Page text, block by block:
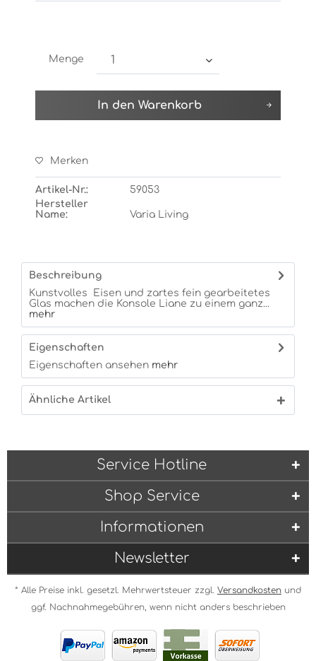
Menge
In den Warenkorb
Merken
Artikel-Nr.:
59053
Hersteller
Name:
Varia Living
Beschreibung
Kunstvolles Eisen und zartes fein gearbeitetes
Glas machen die Konsole Liane zu einem ganz...
mehr
Eigenschaften
Eigenschaften ansehen mehr
Ähnliche Artikel
Service Hotline
Shop Service
Informationen
Newsletter
* Alle Preise inkl. gesetzl. Mehrwertsteuer zzgl. Versandkosten und
ggf. Nachnahmegebühren, wenn nicht anders beschrieben